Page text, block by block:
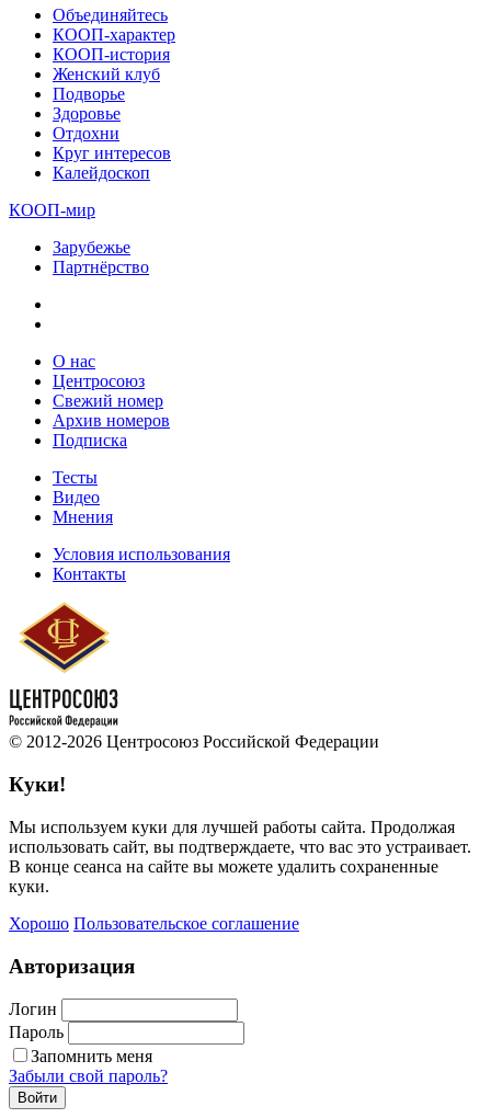
Объединяйтесь
КООП-характер
КООП-история
Женский клуб
Подворье
Здоровье
Отдохни
Круг интересов
Калейдоскоп
КООП-мир
Зарубежье
Партнёрство
О нас
Центросоюз
Свежий номер
Архив номеров
Подписка
Тесты
Видео
Мнения
Условия использования
Контакты
© 2012-2026 Центросоюз Российской Федерации
Куки!
Мы используем куки для лучшей работы сайта. Продолжая
использовать сайт, вы подтверждаете, что вас это устраивает.
В конце сеанса на сайте вы можете удалить сохраненные
куки.
Хорошо Пользовательское соглашение
Авторизация
Логин
Пароль
Запомнить меня
Забыли свой пароль?
Войти